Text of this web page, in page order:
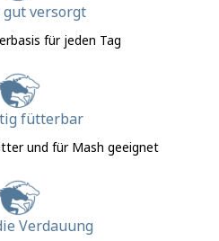
gut versorgt
für jeden Tag
fütterbar
und für Mash geeignet
Verdauung